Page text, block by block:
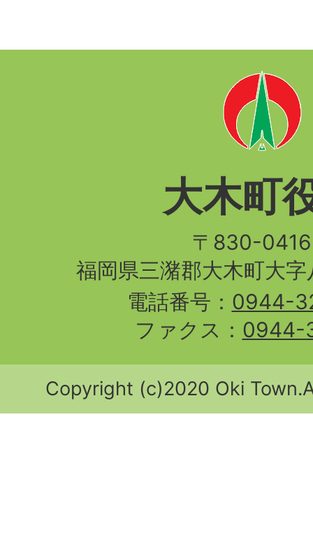
大木町
〒830-
福岡県三潴郡大木町大
電話番号： 0944-
ファクス： 0944-
Copyright (c)2020 Oki